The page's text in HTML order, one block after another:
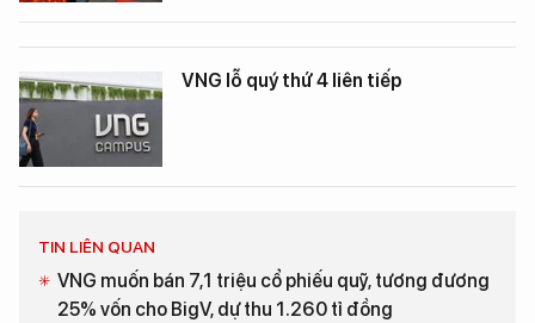
VNG lỗ quý thứ 4 liên tiếp
TIN LIÊN QUAN
VNG muốn bán 7,1 triệu cổ phiếu quỹ, tương đương
25% vốn cho BigV, dự thu 1.260 tỉ đồng